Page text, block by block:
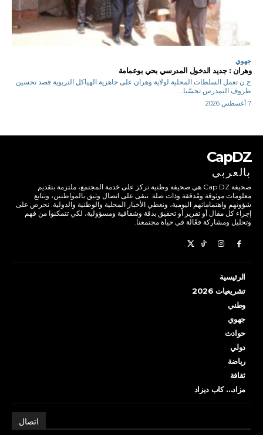
جهوي
وهران : جديد الدخول المدرسي بحي بوعمامة
ح.ن تعمل السلطات المحلية لولاية وهران على جاهزية الهياكل التربوية قصد تحسين
ظروف التمدرس تحسّبا...
7 أغسطس 2026
CapDZ
بالعربي
صحيفة Cap DZ هي صحيفة وطنية تركز على خدمة المجتمع، ملتزمة بتقديم
معلومات موثوقة ومُدققة وذات صلة. نبقى على اتصال وثيق بالمواطنين، ونتابع
شؤونهم واهتماماتهم اليومية، ونغطي الأخبار المحلية والوطنية والدولية. نحرص على
إجراء كل مقال أو تقرير أو تحقيق بدقة وشفافية ومسؤولية، لكي تتمكنوا من فهم
وتحليل ومشاركة فعّالة في حياة مجتمعنا.
الرئيسية
تشريعيات 2026
وطني
جهوي
حوادث
دولي
رياضة
ثقافة
مزاد… كاب ديزاد
اتصال